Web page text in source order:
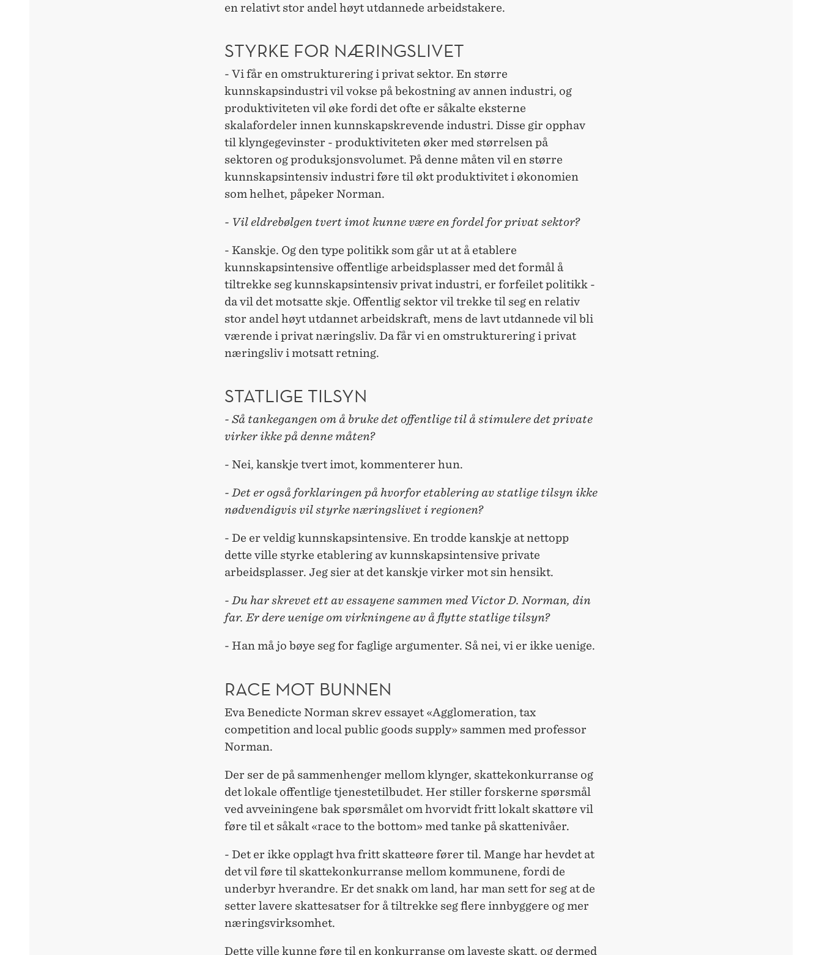
en relativt stor andel høyt utdannede arbeidstakere.
STYRKE FOR NÆRINGSLIVET
- Vi får en omstrukturering i privat sektor. En større
kunnskapsindustri vil vokse på bekostning av annen industri, og
produktiviteten vil øke fordi det ofte er såkalte eksterne
skalafordeler innen kunnskapskrevende industri. Disse gir opphav
til klyngegevinster - produktiviteten øker med størrelsen på
sektoren og produksjonsvolumet. På denne måten vil en større
kunnskapsintensiv industri føre til økt produktivitet i økonomien
som helhet, påpeker Norman.
- Vil eldrebølgen tvert imot kunne være en fordel for privat sektor?
- Kanskje. Og den type politikk som går ut at å etablere
kunnskapsintensive offentlige arbeidsplasser med det formål å
tiltrekke seg kunnskapsintensiv privat industri, er forfeilet politikk -
da vil det motsatte skje. Offentlig sektor vil trekke til seg en relativ
stor andel høyt utdannet arbeidskraft, mens de lavt utdannede vil bli
værende i privat næringsliv. Da får vi en omstrukturering i privat
næringsliv i motsatt retning.
STATLIGE TILSYN
- Så tankegangen om å bruke det offentlige til å stimulere det private
virker ikke på denne måten?
- Nei, kanskje tvert imot, kommenterer hun.
- Det er også forklaringen på hvorfor etablering av statlige tilsyn ikke
nødvendigvis vil styrke næringslivet i regionen?
- De er veldig kunnskapsintensive. En trodde kanskje at nettopp
dette ville styrke etablering av kunnskapsintensive private
arbeidsplasser. Jeg sier at det kanskje virker mot sin hensikt.
- Du har skrevet ett av essayene sammen med Victor D. Norman, din
far. Er dere uenige om virkningene av å flytte statlige tilsyn?
- Han må jo bøye seg for faglige argumenter. Så nei, vi er ikke uenige.
RACE MOT BUNNEN
Eva Benedicte Norman skrev essayet «Agglomeration, tax
competition and local public goods supply» sammen med professor
Norman.
Der ser de på sammenhenger mellom klynger, skattekonkurranse og
det lokale offentlige tjenestetilbudet. Her stiller forskerne spørsmål
ved avveiningene bak spørsmålet om hvorvidt fritt lokalt skattøre vil
føre til et såkalt «race to the bottom» med tanke på skattenivåer.
- Det er ikke opplagt hva fritt skatteøre fører til. Mange har hevdet at
det vil føre til skattekonkurranse mellom kommunene, fordi de
underbyr hverandre. Er det snakk om land, har man sett for seg at de
setter lavere skattesatser for å tiltrekke seg flere innbyggere og mer
næringsvirksomhet.
Dette ville kunne føre til en konkurranse om laveste skatt, og dermed